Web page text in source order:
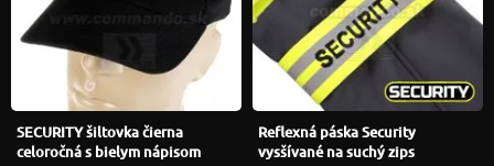
SECURITY šiltovka čierna
celoročná s bielym nápisom
Reflexná páska Security
vysšívané na suchý zips